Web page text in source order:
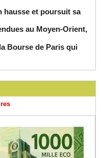
hausse et poursuit sa
au Moyen-Orient,
Bourse de Paris qui